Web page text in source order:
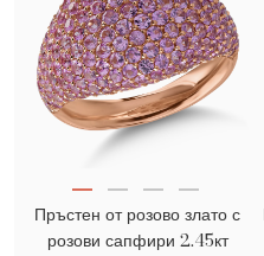
Пръстен от розово злато с
розови сапфири 2.45кт